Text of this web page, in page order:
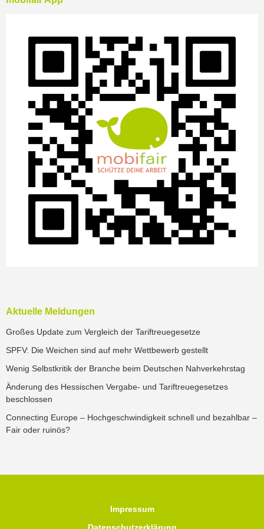
Aktuelle Meldungen
Großes Update zum Vergleich der Tariftreuegesetze
SPFV: Die Weichen sind auf mehr Wettbewerb gestellt
Wenig Selbstkritik der Branche beim Deutschen Nahverkehrstag
Änderung des Hessischen Vergabe- und Tariftreuegesetzes
beschlossen
Connecting Europe – Hochgeschwindigkeit schnell und bezahlbar –
Fair oder ruinös?
Impressum